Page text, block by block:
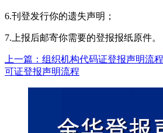
6.刊登发行你的遗失声明；
7.上报后邮寄你需要的登报报纸原件。
上一篇：组织机构代码证登报声明流程
可证登报声明流程